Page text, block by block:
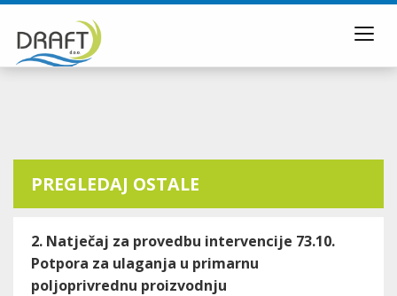
PREGLEDAJ OSTALE
2. Natječaj za provedbu intervencije 73.10.
Potpora za ulaganja u primarnu
poljoprivrednu proizvodnju